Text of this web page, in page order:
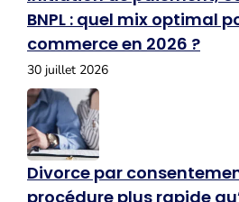
BNPL : quel mix optimal
commerce en 2026 ?
30 juillet 2026
Divorce par
procédure plus rapide